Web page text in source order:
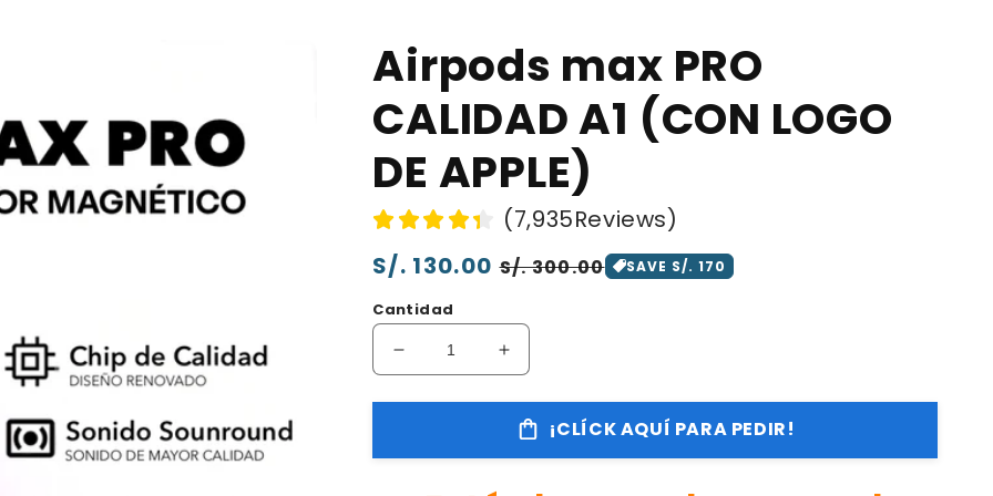
Airpods max PRO
CALIDAD A1 (CON LOGO
DE APPLE)
(7,935Reviews)
Precio
habitual
S/. 130.00 Precio
oferta
S/. 300.00 SAVE S/. 170
Cantidad
Reducir
cantidad
para
Aumentar
cantidad
para
Airpods¡CLÍCK AQUÍ PARA PEDIR!